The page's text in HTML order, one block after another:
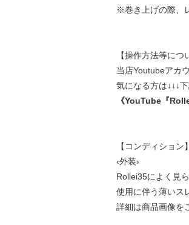
※巻き上げの際、
【操作方法等につ
当店Youtubeアカ
気になる方は↓↓↓
《YouTube『
【コンディション】
‹外装›
Rollei35によく見
使用に伴う薄いス
詳細は商品画像を